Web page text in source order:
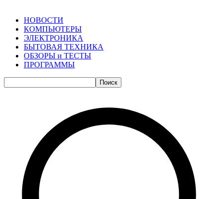
НОВОСТИ
КОМПЬЮТЕРЫ
ЭЛЕКТРОНИКА
БЫТОВАЯ ТЕХНИКА
ОБЗОРЫ и ТЕСТЫ
ПРОГРАММЫ
Поиск